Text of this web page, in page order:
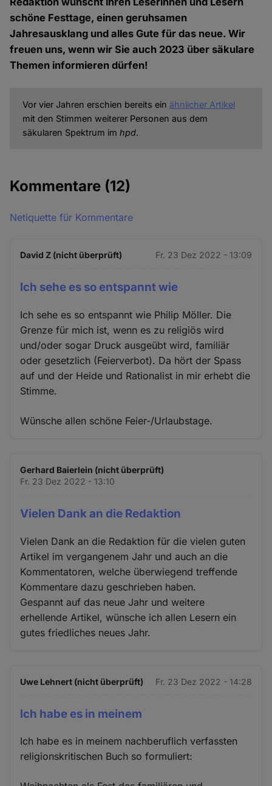
schöne Festtage, einen geruhsamen
Jahresausklang und alles Gute für das neue. Wir
freuen uns, wenn wir Sie auch 2023 über säkulare
Themen informieren dürfen!
Vor vier Jahren erschien bereits ein ähnlicher Artikel
mit den Stimmen weiterer Personen aus dem
säkularen Spektrum im hpd.
Kommentare (12)
Netiquette für Kommentare
David Z (nicht überprüft) Fr. 23 Dez 2022 - 13:09
Ich sehe es so entspannt wie
Ich sehe es so entspannt wie Philip Möller. Die
Grenze für mich ist, wenn es zu religiös wird
und/oder sogar Druck ausgeübt wird, familiär
oder gesetzlich (Feierverbot). Da hört der Spass
auf und der Heide und Rationalist in mir erhebt die
Stimme.
Wünsche allen schöne Feier-/Urlaubstage.
Gerhard Baierlein (nicht überprüft)
Fr. 23 Dez 2022 - 13:10
Vielen Dank an die Redaktion
Vielen Dank an die Redaktion für die vielen guten
Artikel im vergangenem Jahr und auch an die
Kommentatoren, welche überwiegend treffende
Kommentare dazu geschrieben haben.
Gespannt auf das neue Jahr und weitere
erhellende Artikel, wünsche ich allen Lesern ein
gutes friedliches neues Jahr.
Uwe Lehnert (nicht überprüft) Fr. 23 Dez 2022 - 14:28
Ich habe es in meinem
Ich habe es in meinem nachberuflich verfassten
religionskritischen Buch so formuliert: